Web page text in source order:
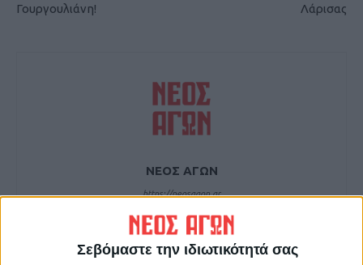
Σεβόμαστε την ιδιωτικότητά σας
Γουργουλιάνη!
Λάρισας
ΝΕΟΣ ΑΓΩΝ
https://neosagon.gr
Η Αρχαιότερη Καθημερινή Πρωινή Εφημερίδα της Καρδίτσας